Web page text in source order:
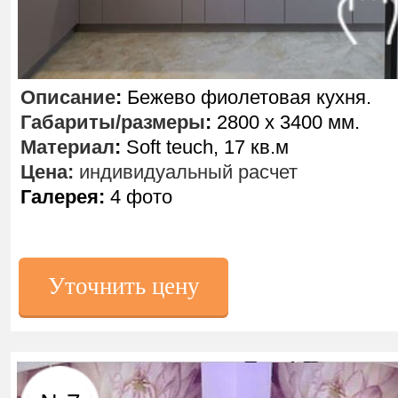
Уточнить цену
Описание: Бежево фиолетовая кухня.
Габариты/размеры: 2800 х 3400 мм.
Материал: Soft teuch, 17 кв.м
Цена: индивидуальный расчет
Галерея: 4 фото